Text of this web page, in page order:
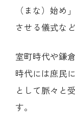
（まな）始め
させる儀式な
室町時代や鎌
時代には庶民
として脈々と
す。